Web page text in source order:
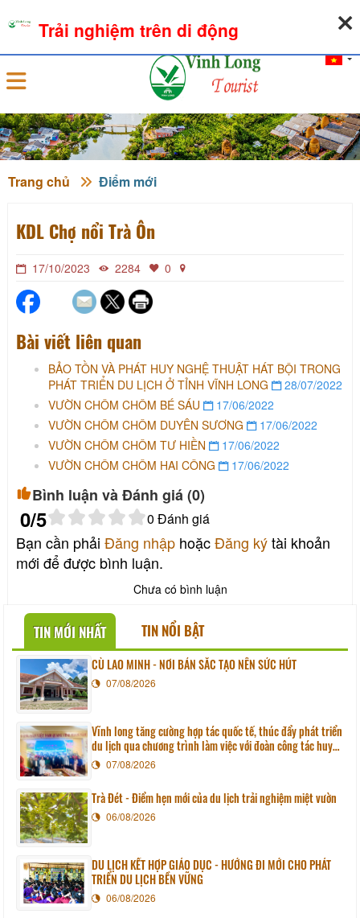
Đăng nhập
Trang chủ Điểm mới
KDL Chợ nổi Trà Ôn
17/10/2023 2284 0
Bài viết liên quan
BẢO TỒN VÀ PHÁT HUY NGHỆ THUẬT HÁT BỘI TRONG
PHÁT TRIỂN DU LỊCH Ở TỈNH VĨNH LONG
28/07/2022
VƯỜN CHÔM CHÔM BÉ SÁU
17/06/2022
VƯỜN CHÔM CHÔM DUYÊN SƯƠNG
17/06/2022
VƯỜN CHÔM CHÔM TƯ HIỀN
17/06/2022
VƯỜN CHÔM CHÔM HAI CÔNG
17/06/2022
Bình luận và Đánh giá (0)
0/5 0 Đánh giá
Bạn cần phải Đăng nhập hoặcĐăng kýtài khoản
mới để được bình luận.
Chưa có bình luận
TIN MỚI NHẤT TIN NỔI BẬT
CÙ LAO MINH - NƠI BẢN SẮC TẠO NÊN SỨC HÚT
07/08/2026
Vĩnh long tăng cường hợp tác quốc tế, thúc đẩy phát triển
du lịch qua chương trình làm việc với đoàn công tác huyện
Sunchang (Hàn quốc)
07/08/2026
Trà Đét - Điểm hẹn mới của du lịch trải nghiệm miệt vườn
06/08/2026
DU LỊCH KẾT HỢP GIÁO DỤC - HƯỚNG ĐI MỚI CHO PHÁT
TRIỂN DU LỊCH BỀN VỮNG
06/08/2026
Trải nghiệm trên di động